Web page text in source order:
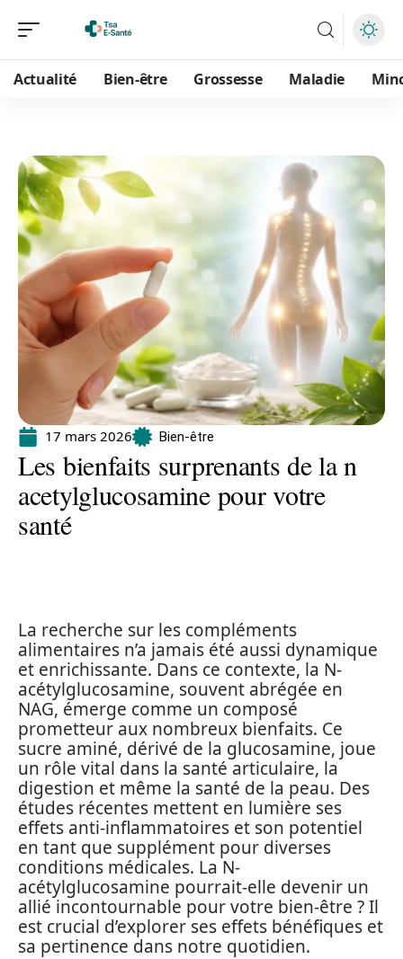
Actualité Bien-être Grossesse Maladie
17 mars 2026 Bien-être
Les bienfaits surprenants de la n
acetylglucosamine pour votre
santé
La recherche sur les compléments
alimentaires n’a jamais été aussi dynamique
et enrichissante. Dans ce contexte, la N-
acétylglucosamine, souvent abrégée en
NAG, émerge comme un composé
prometteur aux nombreux bienfaits. Ce
sucre aminé, dérivé de la glucosamine, joue
un rôle vital dans la santé articulaire, la
digestion et même la santé de la peau. Des
études récentes mettent en lumière ses
effets anti-inflammatoires et son potentiel
en tant que supplément pour diverses
conditions médicales. La N-
acétylglucosamine pourrait-elle devenir un
allié incontournable pour votre bien-être ? Il
est crucial d’explorer ses effets bénéfiques et
sa pertinence dans notre quotidien.